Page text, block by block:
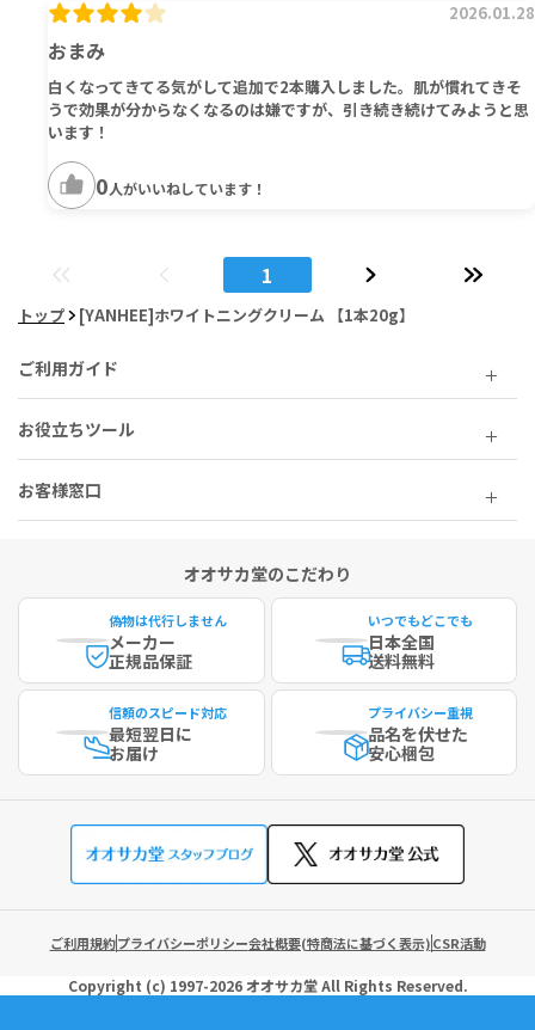
おまみ
2026.01.28
白くなってきてる気がして追加で2本購入しました。肌が慣れてきそ
うで効果が分からなくなるのは嫌ですが、引き続き続けてみようと思
います！
0人がいいねしています！
1
トップ [YANHEE]ホワイトニングクリーム 【1本20g】
ご利用ガイド
お役立ちツール
お客様窓口
オオサカ堂のこだわり
偽物は代行しません
メーカー
正規品保証
いつでもどこでも
日本全国
送料無料
信頼のスピード対応
最短翌日に
お届け
プライバシー重視
品名を伏せた
安心梱包
ご利用規約プライバシーポリシー会社概要(特商法に基づく表示)CSR活動
Copyright (c) 1997-2026 オオサカ堂All Rights Reserved.